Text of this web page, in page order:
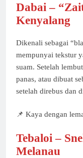
Dabai –
Kenyalang
Dikenali sebagai
mempunyai tekstur
suam. Setelah
panas, atau dibuat
setelah direbus dan
📌 Kaya dengan
Tebaloi –
Melanau